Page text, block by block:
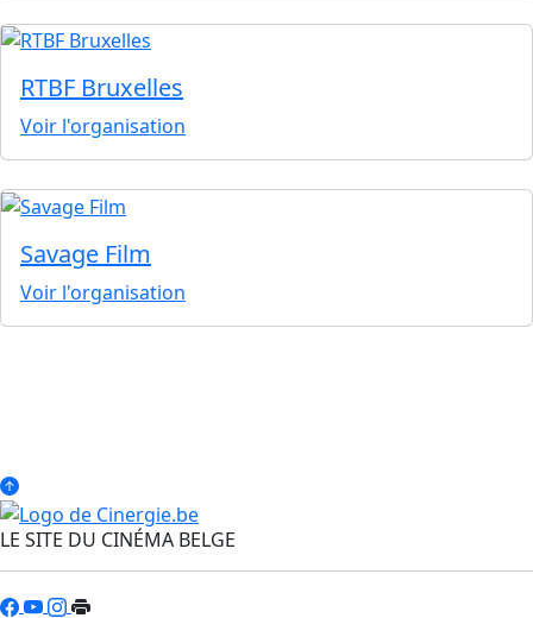
RTBF Bruxelles
Voir l'organisation
Savage Film
Voir l'organisation
LE SITE DU CINÉMA BELGE